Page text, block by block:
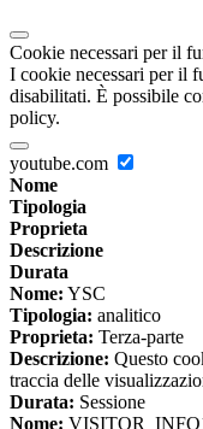
Cookie necessari per il
I cookie necessari per il
disabilitati. È possibile
policy.
youtube.com
Nome
Tipologia
Proprieta
Descrizione
Durata
Nome: YSC
Tipologia: analitico
Proprieta: Terza-parte
Descrizione: Questo
traccia delle
Durata: Sessione
Nome: